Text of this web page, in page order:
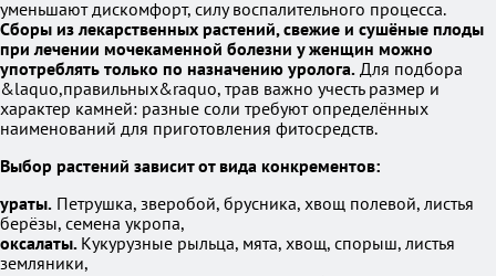
уменьшают дискомфорт, силу воспалительного процесса.
Сборы из лекарственных растений, свежие и сушёные плоды
при лечении мочекаменной болезни у женщин можно
употреблять только по назначению уролога. Для подбора
&laquo,правильных&raquo, трав важно учесть размер и
характер камней: разные соли требуют определённых
наименований для приготовления фитосредств.
Выбор растений зависит от вида конкрементов:
ураты. Петрушка, зверобой, брусника, хвощ полевой, листья
берёзы, семена укропа,
оксалаты. Кукурузные рыльца, мята, хвощ, спорыш, листья
земляники,